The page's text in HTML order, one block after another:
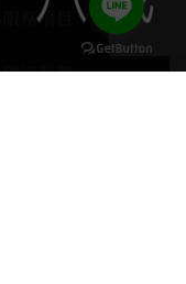
服務項目
聯絡我們